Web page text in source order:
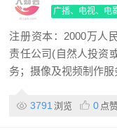
广播、电视、电
注册资本：2000万人
责任公司(自然人投资
务；摄像及视频制作服
3791 浏览 0 点